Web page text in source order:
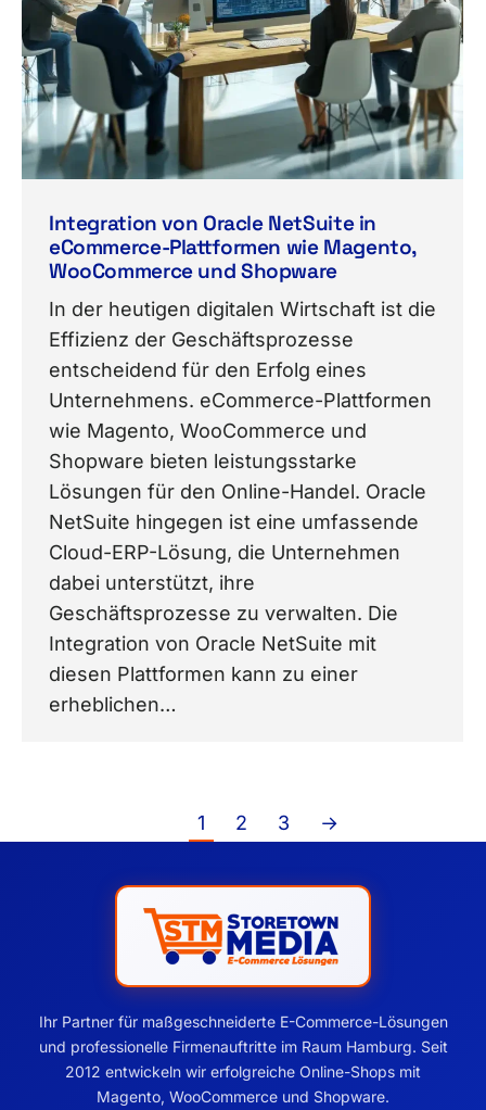
Integration von Oracle NetSuite in
eCommerce-Plattformen wie Magento,
WooCommerce und Shopware
In der heutigen digitalen Wirtschaft ist die
Effizienz der Geschäftsprozesse
entscheidend für den Erfolg eines
Unternehmens. eCommerce-Plattformen
wie Magento, WooCommerce und
Shopware bieten leistungsstarke
Lösungen für den Online-Handel. Oracle
NetSuite hingegen ist eine umfassende
Cloud-ERP-Lösung, die Unternehmen
dabei unterstützt, ihre
Geschäftsprozesse zu verwalten. Die
Integration von Oracle NetSuite mit
diesen Plattformen kann zu einer
erheblichen…
1 2 3 →
Ihr Partner für maßgeschneiderte E-Commerce-Lösungen
und professionelle Firmenauftritte im Raum Hamburg. Seit
2012 entwickeln wir erfolgreiche Online-Shops mit
Magento, WooCommerce und Shopware.